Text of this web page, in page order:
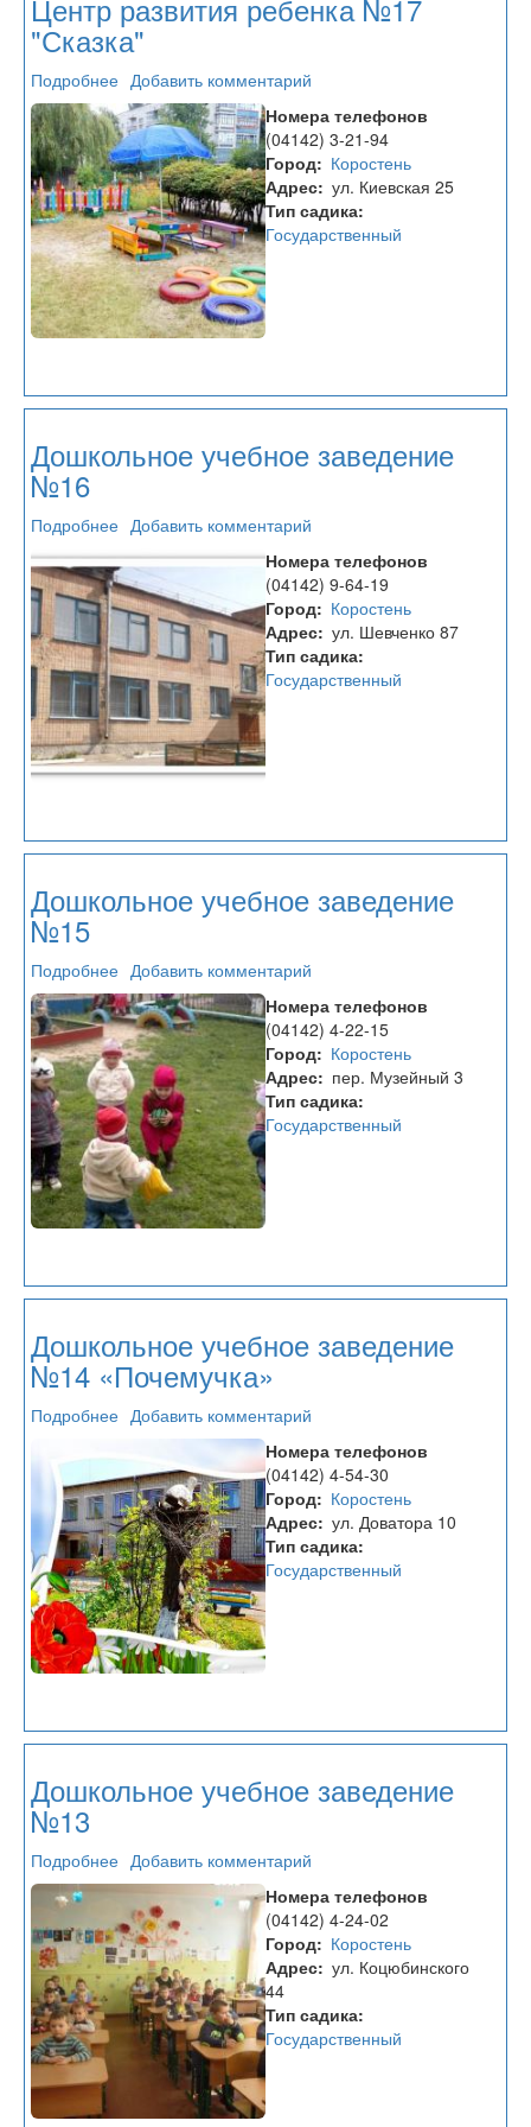
Центр развития ребенка №17
"Сказка"
Подробнее
Центр
развития
ребенка
№17
"Сказка"
Добавить комментарий
Номера телефонов
(04142) 3-21-94
Город
Коростень
Адрес ул. Киевская 25
Тип садика
Государственный
Дошкольное учебное заведение
№16
Подробнее
учебное
заведение
№16
Добавить комментарий
Номера телефонов
(04142) 9-64-19
Город
Коростень
Адрес ул. Шевченко 87
Тип садика
Государственный
Дошкольное учебное заведение
№15
Подробнее
Дошкольное
учебное
заведение
№15
Добавить комментарий
Номера телефонов
(04142) 4-22-15
Город
Коростень
Адрес
пер. Музейный 3
Тип садика
Государственный
Дошкольное учебное заведение
№14 «Почемучка»
Подробнее
Дошкольное
учебное
заведение
№14
«Почемучка»
Добавить комментарий
Номера телефонов
(04142) 4-54-30
Город
Коростень
Адрес ул. Доватора 10
Тип садика
Государственный
Дошкольное учебное заведение
№13
Подробнее
Дошкольное
учебное
заведение
№13
Добавить комментарий
Номера телефонов
(04142) 4-24-02
Город
Коростень
Адрес ул. Коцюбинского
44
Тип садика
Государственный